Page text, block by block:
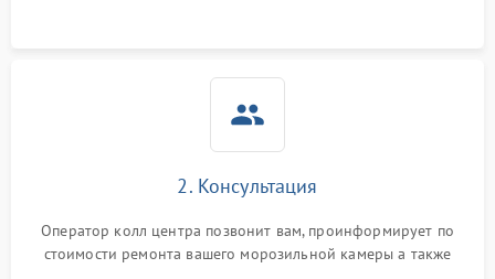
2. Консультация
Оператор колл центра позвонит вам, проинформирует по
стоимости ремонта вашего морозильной камеры а также